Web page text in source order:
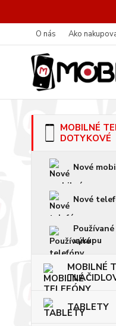
O nás Ako
MOBILNÉ
DOTYKOVÉ
Nové
Nové
výkupu
MOBILNÉ
TABLETY